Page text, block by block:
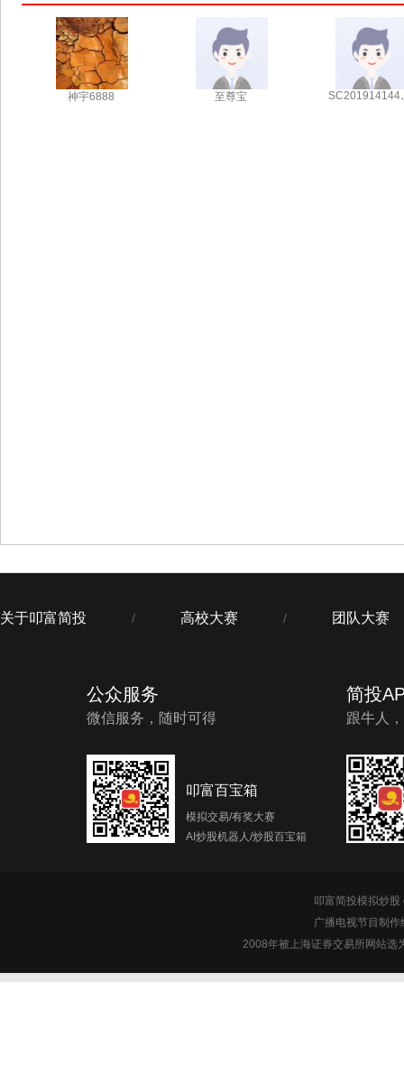
神宇6888 至尊宝
关于叩富简投 / 高校大赛 / 团队大赛
公众服务
微信服务，随时可得
叩富百宝箱
模拟交易/有奖大赛
AI炒股机器人/炒股百宝箱
简投
跟牛人
叩富简投模拟炒
广播电视节目制
2008年被上海证券交易所网站选